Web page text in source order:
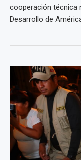
cooperación técnica
Desarrollo de